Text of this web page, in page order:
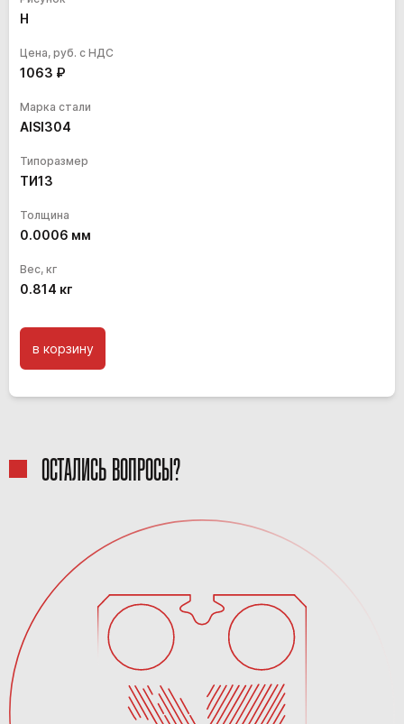
H
Цена, руб. с НДС
1063 ₽
Марка стали
AISI304
Типоразмер
ТИ13
Толщина
0.0006 мм
Вес, кг
0.814 кг
в корзину
ОСТАЛИСЬ ВОПРОСЫ?